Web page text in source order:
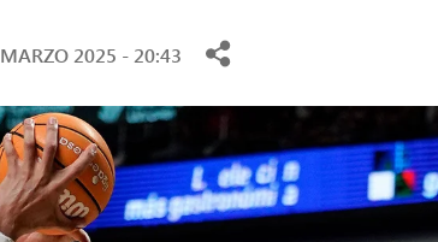
2025 - 20:43